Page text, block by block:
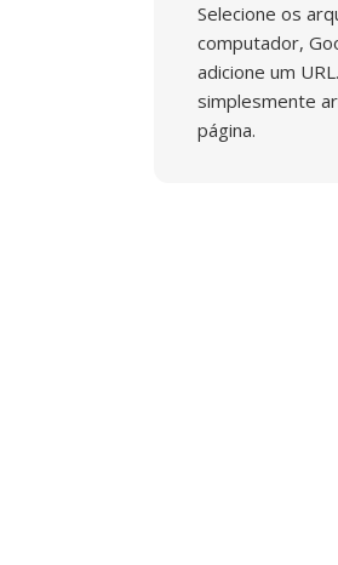
Selecione os
computador,
adicione um
simplesmente
página.